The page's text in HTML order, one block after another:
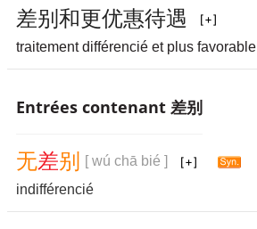
差别 和更优惠待遇
traitement différencié et plus favorable
Entrées contenant 差别
无差别
[ wú chā bié ]
indifférencié